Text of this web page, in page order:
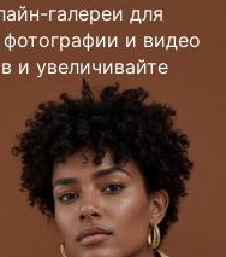
галереи для
и видео
и увеличивайте